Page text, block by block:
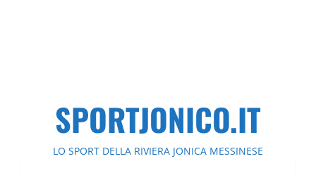
SPORTJONICO.IT
LO SPORT DELLA RIVIERA JONICA MESSINESE